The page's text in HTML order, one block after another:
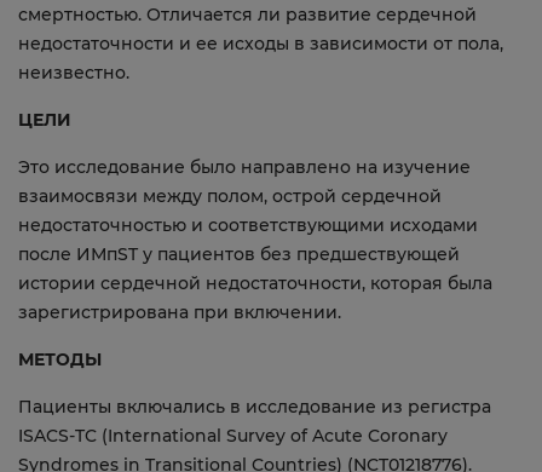
смертностью. Отличается ли развитие сердечной
недостаточности и ее исходы в зависимости от пола,
неизвестно.
ЦЕЛИ
Это исследование было направлено на изучение
взаимосвязи между полом, острой сердечной
недостаточностью и соответствующими исходами
после ИМпST у пациентов без предшествующей
истории сердечной недостаточности, которая была
зарегистрирована при включении.
МЕТОДЫ
Пациенты включались в исследование из регистра
ISACS-TC (International Survey of Acute Coronary
Syndromes in Transitional Countries) (NCT01218776).